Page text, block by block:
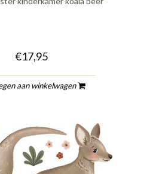
€17,95
aan winkelwagen